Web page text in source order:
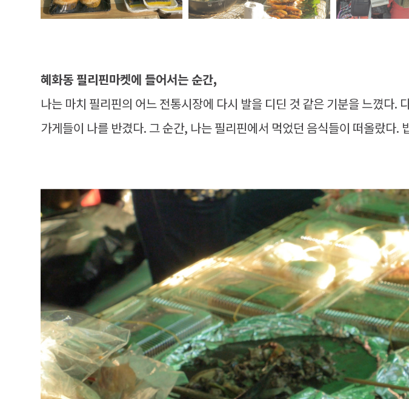
혜화동 필리핀마켓에 들어서는 순간,
나는 마치 필리핀의 어느 전통시장에 다시 발을 디딘 것 같은 기분을 느꼈다
가게들이 나를 반겼다. 그 순간, 나는 필리핀에서 먹었던 음식들이 떠올랐다.